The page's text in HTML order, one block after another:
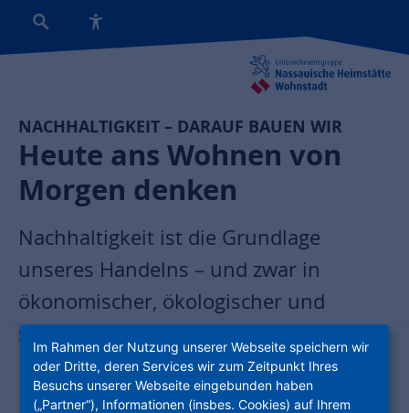
NACHHALTIGKEIT – DARAUF BAUEN WIR
Heute ans Wohnen von
Morgen denken
Nachhaltigkeit ist die Grundlage
unseres Handelns – und zwar in
ökonomischer, ökologischer und
sozialer Hinsicht. Dazu zählt unser
Engagement in den Quartieren, in der
Hochschulausbildung oder in Form von
Im Rahmen der Nutzung unserer Webseite speichern wir
oder Dritte, deren Services wir zum Zeitpunkt Ihres
Besuchs unserer Webseite eingebunden haben
(„Partner“), Informationen (insbes. Cookies) auf Ihrem